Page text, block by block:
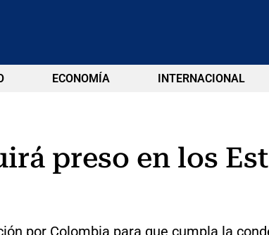
ECONOMÍA INTERNACIONAL
preso en los
por Colombia para que cumpla la